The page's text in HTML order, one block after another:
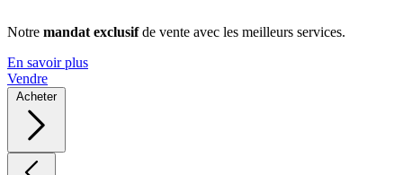
Notre mandat exclusifde vente avec les meilleurs services.
En savoir plus
Vendre
Acheter